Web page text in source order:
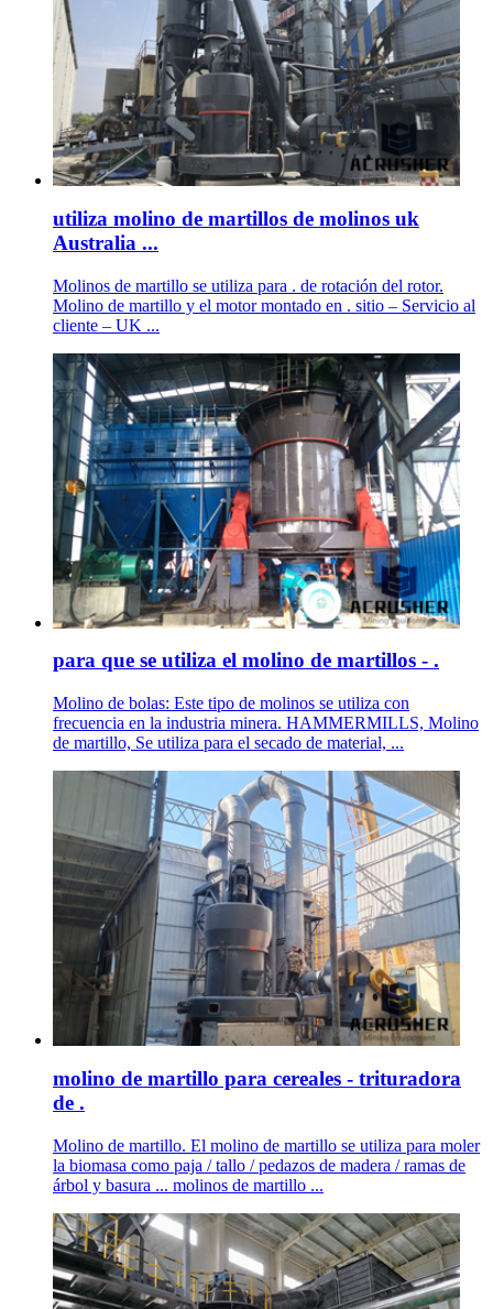
utiliza molino de martillos de molinos uk
Australia ...
Molinos de martillo se utiliza para . de rotación del rotor.
Molino de martillo y el motor montado en . sitio – Servicio al
cliente – UK ...
para que se utiliza el molino de martillos - .
Molino de bolas: Este tipo de molinos se utiliza con
frecuencia en la industria minera. HAMMERMILLS, Molino
de martillo, Se utiliza para el secado de material, ...
molino de martillo para cereales - trituradora
de .
Molino de martillo. El molino de martillo se utiliza para moler
la biomasa como paja / tallo / pedazos de madera / ramas de
árbol y basura ... molinos de martillo ...